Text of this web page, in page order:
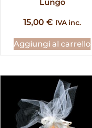
Lungo
15,00 € IVA inc.
Aggiungi al carrello